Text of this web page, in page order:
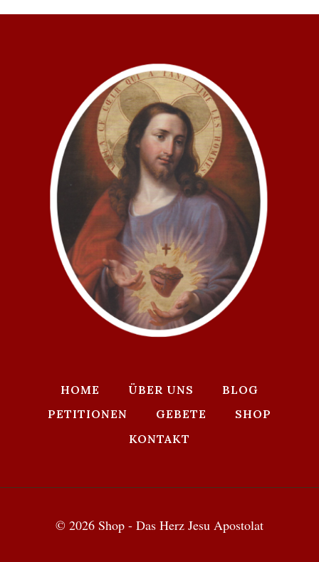
HOME ÜBER UNS
BLOG
PETITIONEN
GEBETE
SHOP
KONTAKT
© 2026 Shop - Das Herz Jesu Apostolat